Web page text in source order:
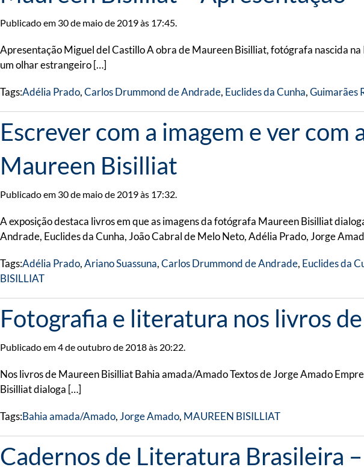
Publicado em 30 de maio de 2019 às 17:45.
Apresentação Miguel del Castillo A obra de Maureen Bisilliat, fotógrafa nascida
um olhar estrangeiro […]
Tags:Adélia Prado,Carlos Drummond de Andrade, Euclides da Cunha,Guimarães
Escrever com a imagem e ver
Maureen Bisilliat
Publicado em 30 de maio de 2019 às 17:32.
A exposição destaca livros em que as imagens da fotógrafa Maureen Bisilliat
Andrade, Euclides da Cunha, João Cabral de Melo Neto, Adélia Prado, Jorge
Tags:Adélia Prado,Ariano Suassuna,Carlos Drummond de Andrade, Euclides da
BISILLIAT
Fotografia e literatura nos livros
Publicado em 4 de outubro de 2018 às 20:22.
Nos livros de Maureen Bisilliat Bahia amada/Amado Textos de Jorge Amado
Bisilliat dialoga […]
Tags:Bahia amada/Amado, Jorge Amado, MAUREEN BISILLIAT
Cadernos de Literatura Brasileira